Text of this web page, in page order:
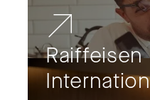
Raiffeisen